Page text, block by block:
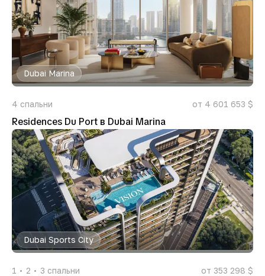
Dubai Marina
4 спальни от 4 601 653 $
Residences Du Port в Dubai Marina
Dubai Sports City
1 2 3 спальни от 353 298 $